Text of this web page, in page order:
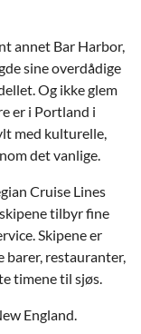
annet Bar Harbor,
sine overdådige
Og ikke glem
er i Portland i
med kulturelle,
det vanlige.
Cruise Lines
tilbyr fine
Skipene er
barer, restauranter,
timene til sjøs.
England.